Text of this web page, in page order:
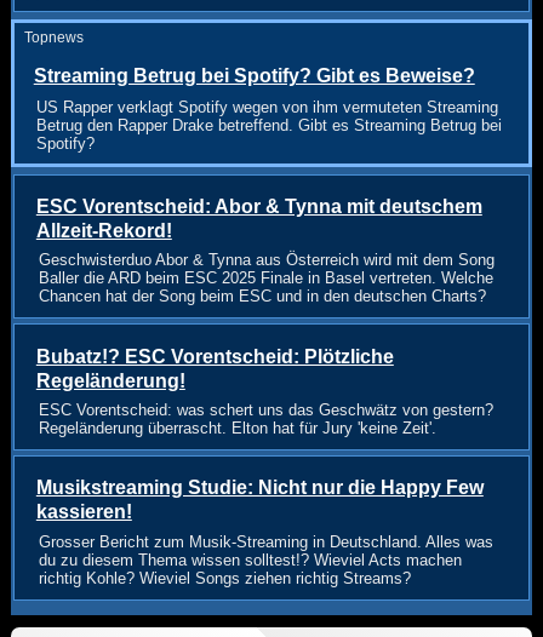
Topnews
Streaming Betrug bei Spotify? Gibt es Beweise?
US Rapper verklagt Spotify wegen von ihm vermuteten Streaming
Betrug den Rapper Drake betreffend. Gibt es Streaming Betrug bei
Spotify?
ESC Vorentscheid: Abor & Tynna mit deutschem
Allzeit-Rekord!
Geschwisterduo Abor & Tynna aus Österreich wird mit dem Song
Baller die ARD beim ESC 2025 Finale in Basel vertreten. Welche
Chancen hat der Song beim ESC und in den deutschen Charts?
Bubatz!? ESC Vorentscheid: Plötzliche
Regeländerung!
ESC Vorentscheid: was schert uns das Geschwätz von gestern?
Regeländerung überrascht. Elton hat für Jury 'keine Zeit'.
Musikstreaming Studie: Nicht nur die Happy Few
kassieren!
Grosser Bericht zum Musik-Streaming in Deutschland. Alles was
du zu diesem Thema wissen solltest!? Wieviel Acts machen
richtig Kohle? Wieviel Songs ziehen richtig Streams?